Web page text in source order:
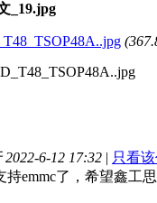
2022-6-12 17:32 | 只看
emmc了，希望鑫工